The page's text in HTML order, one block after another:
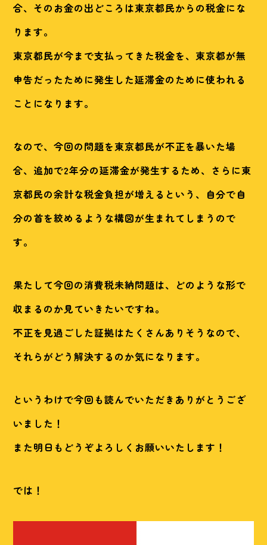
合、そのお金の出どころは東京都民からの税金にな
ります。
東京都民が今まで支払ってきた税金を、東京都が無
申告だったために発生した延滞金のために使われる
ことになります。
なので、今回の問題を東京都民が不正を暴いた場
合、追加で2年分の延滞金が発生するため、さらに東
京都民の余計な税金負担が増えるという、自分で自
分の首を絞めるような構図が生まれてしまうので
す。
果たして今回の消費税未納問題は、どのような形で
収まるのか見ていきたいですね。
不正を見過ごした証拠はたくさんありそうなので、
それらがどう解決するのか気になります。
というわけで今回も読んでいただきありがとうござ
いました！
また明日もどうぞよろしくお願いいたします！
では！